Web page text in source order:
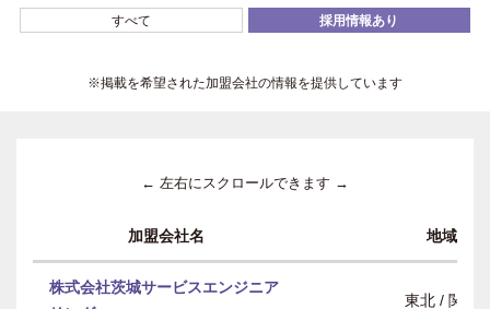
すべて 採用情報あり
※掲載を希望された加盟会社の情報を提供しています
← 左右にスクロールできます →
加盟会社名 地域
株式会社茨城サービスエンジニア
東北 / 関東